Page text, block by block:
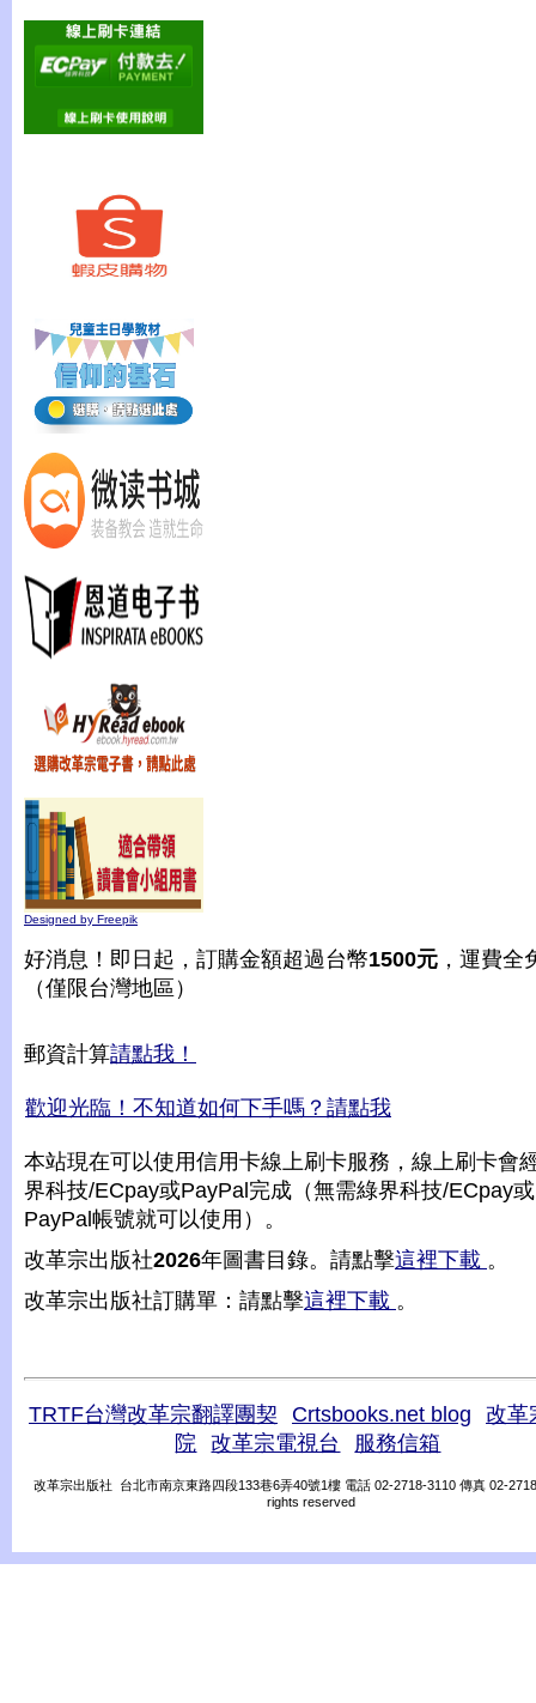
Designed by Freepik
好消息！即日起，訂購金額超過台幣1500元 ，運費全
（僅限台灣地區）
郵資計算請點我！
歡迎光臨！不知道如何下手嗎？請點我
本站現在可以使用信用卡線上刷卡服務，線上刷卡會
界科技/ECpay或PayPal完成（無需綠界科技/ECpay或
PayPal帳號就可以使用）。
改革宗出版社2026年圖書目錄。請點擊這裡下載 。
改革宗出版社訂購單：請點擊這裡下載 。
TRTF台灣改革宗翻譯團契 Crtsbooks.net blog
改革
院
改革宗電視台 服務信箱
改革宗出版社 台北市南京東路四段133巷6弄40號1樓 電話 02-2718-3110 傳真 02-
rights reserved